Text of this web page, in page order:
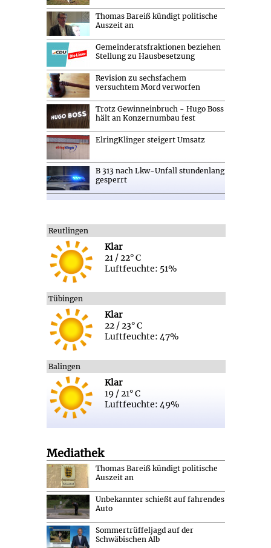
Thomas Bareiß kündigt politische
Auszeit an
Gemeinderatsfraktionen beziehen
Stellung zu Hausbesetzung
Revision zu sechsfachem
versuchtem Mord verworfen
Trotz Gewinneinbruch - Hugo Boss
hält an Konzernumbau fest
ElringKlinger steigert Umsatz
B 313 nach Lkw-Unfall stundenlang
gesperrt
Reutlingen
Klar
21 / 22° C
Luftfeuchte: 51%
Tübingen
Klar
22 / 23° C
Luftfeuchte: 47%
Balingen
Klar
19 / 21° C
Luftfeuchte: 49%
Mediathek
Thomas Bareiß kündigt politische
Auszeit an
Unbekannter schießt auf fahrendes
Auto
Sommertrüffeljagd auf der
Schwäbischen Alb